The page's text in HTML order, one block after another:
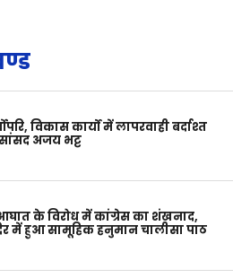
विकास कार्यों में लापरवाही बर्दाश्त
अजय भट्ट
के विरोध में कांग्रेस का शंखनाद,
में हुआ सामूहिक हनुमान चालीसा पाठ